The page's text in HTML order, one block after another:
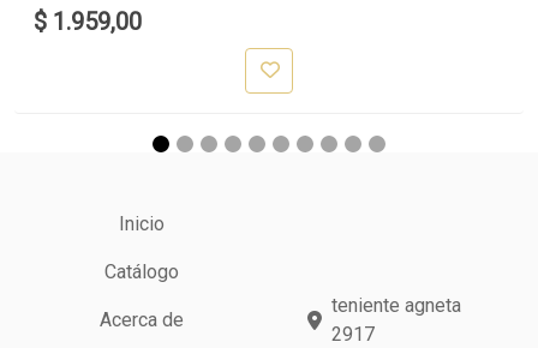
$ 1.959,00
Inicio
Catálogo
Acerca de
teniente agneta
2917